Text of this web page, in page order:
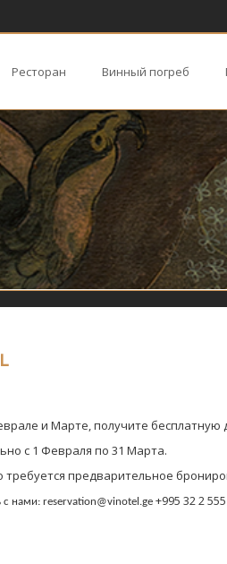
Ресторан Винный погреб
и Марте, получите бесплатную
с 1 Февраля по 31 Марта.
предварительное
с нами: reservation@vinotel.ge +995 32 2